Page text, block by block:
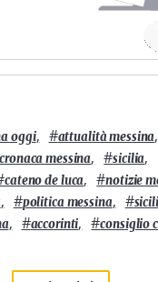
oggi, #attualità messina,
cronaca messina, #sicilia,
cateno de luca, #notizie
, #politica messina, #
, #accorinti, #consiglio